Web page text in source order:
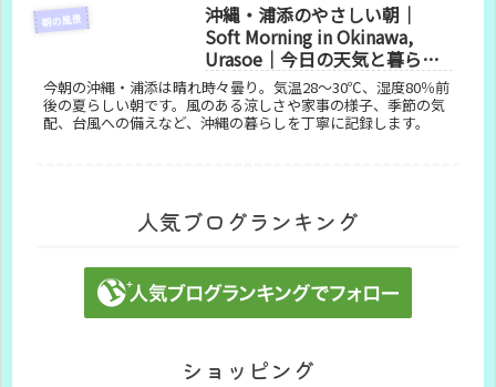
朝の風景
沖縄・浦添のやさしい朝｜
Soft Morning in Okinawa,
Urasoe｜今日の天気と暮らし
の記録
今朝の沖縄・浦添は晴れ時々曇り。気温28〜30℃、湿度80％前
後の夏らしい朝です。風のある涼しさや家事の様子、季節の気
配、台風への備えなど、沖縄の暮らしを丁寧に記録します。
人気ブログランキング
ショッピング